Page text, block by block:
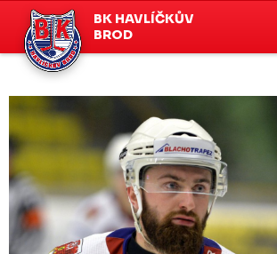
BK HAVLÍČKŮV
BROD